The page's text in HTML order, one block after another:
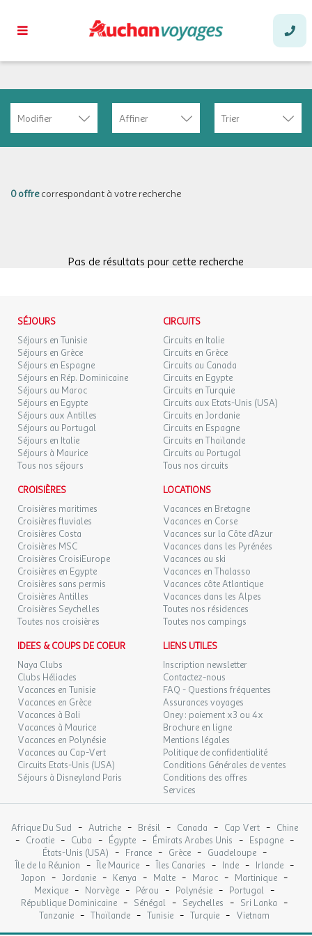
Modifier Affiner Trier
0 offrecorrespondant à votre recherche
Pas de résultats pour cette recherche
SÉJOURS
Séjours en Tunisie
Séjours en Grèce
Séjours en Espagne
Séjours en Rép. Dominicaine
Séjours au Maroc
Séjours en Egypte
Séjours aux Antilles
Séjours au Portugal
Séjours en Italie
Séjours à Maurice
Tous nos séjours
CIRCUITS
Circuits en Italie
Circuits en Grèce
Circuits au Canada
Circuits en Egypte
Circuits en Turquie
Circuits aux Etats-Unis (USA)
Circuits en Jordanie
Circuits en Espagne
Circuits en Thaïlande
Circuits au Portugal
Tous nos circuits
CROISIÈRES
Croisières maritimes
Croisières fluviales
Croisières Costa
Croisières MSC
Croisières CroisiEurope
Croisières en Egypte
Croisières sans permis
Croisières Antilles
Croisières Seychelles
Toutes nos croisières
LOCATIONS
Vacances en Bretagne
Vacances en Corse
Vacances sur la Côte d'Azur
Vacances dans les Pyrénées
Vacances au ski
Vacances en Thalasso
Vacances côte Atlantique
Vacances dans les Alpes
Toutes nos résidences
Toutes nos campings
IDEES & COUPS DE COEUR
Naya Clubs
Clubs Héliades
Vacances en Tunisie
Vacances en Grèce
Vacances à Bali
Vacances à Maurice
Vacances en Polynésie
Vacances au Cap-Vert
Circuits Etats-Unis (USA)
Séjours à Disneyland Paris
LIENS UTILES
Inscription newsletter
Contactez-nous
FAQ - Questions fréquentes
Assurances voyages
Oney : paiement x3 ou 4x
Brochure en ligne
Mentions légales
Politique de confidentialité
Conditions Générales de ventes
Conditions des offres
Services
Afrique Du Sud - Autriche - Brésil - Canada - Cap Vert - Chine
- Croatie - Cuba - Égypte - Émirats Arabes Unis - Espagne -
États-Unis (USA) - France - Grèce - Guadeloupe -
Île de la Réunion - Île Maurice - Îles Canaries - Inde - Irlande -
Japon - Jordanie - Kenya - Malte - Maroc - Martinique -
Mexique - Norvège - Pérou - Polynésie - Portugal -
République Dominicaine - Sénégal - Seychelles - Sri Lanka -
Tanzanie - Thaïlande - Tunisie - Turquie - Vietnam